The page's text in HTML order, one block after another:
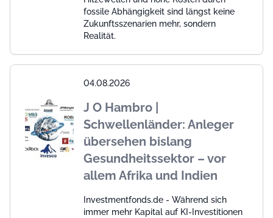
fossile Abhängigkeit sind längst keine
Zukunftsszenarien mehr, sondern
Realität.
04.08.2026
J O Hambro |
Schwellenländer: Anleger
übersehen bislang
Gesundheitssektor – vor
allem Afrika und Indien
Investmentfonds.de - Während sich
immer mehr Kapital auf KI-Investitionen